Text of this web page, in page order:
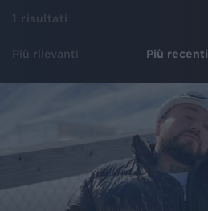
1 risultati
Più rilevanti Più recenti